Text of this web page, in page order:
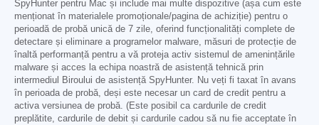
SpyHunter pentru Mac și include mai multe dispozitive (așa cum este
menționat în materialele promoționale/pagina de achiziție) pentru o
perioadă de probă unică de 7 zile, oferind funcționalități complete de
detectare și eliminare a programelor malware, măsuri de protecție de
înaltă performanță pentru a vă proteja activ sistemul de amenințările
malware și acces la echipa noastră de asistență tehnică prin
intermediul Biroului de asistență SpyHunter. Nu veți fi taxat în avans
în perioada de probă, deși este necesar un card de credit pentru a
activa versiunea de probă. (Este posibil ca cardurile de credit
preplătite, cardurile de debit și cardurile cadou să nu fie acceptate în